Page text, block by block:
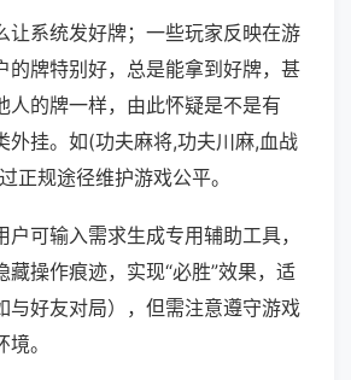
让系统发好牌；一些玩家反映在游
的牌特别好，总是能拿到好牌，甚
人的牌一样，由此怀疑是不是有
外挂。如(功夫麻将,功夫川麻,血战
正规途径维护游戏公平。
户可输入需求生成专用辅助工具，
藏操作痕迹，实现“必胜”效果，适
与好友对局），但需注意遵守游戏
。